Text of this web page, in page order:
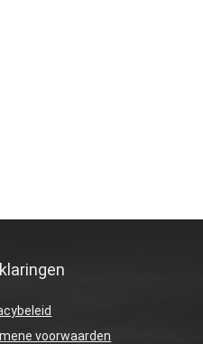
voorwaarden